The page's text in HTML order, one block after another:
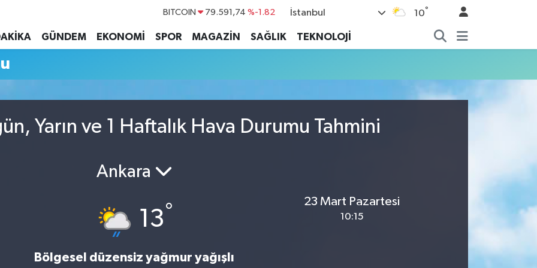
BITCOIN 79.591,74 %-1.82
DOLAR 45,43620 %0.02
G.ALTIN 6862,09000 %0.19
BİST100 14.598,00
İstanbul 10°
GÜNDEM EKONOMİ SPOR MAGAZİN SAĞLIK TEKNOLOJİ
Yarın ve 1 Haftalık Hava Durumu Tahmini
Ankara
13°
Bölgesel düzensiz yağmur yağışlı
23 Mart Pazartesi
10:15